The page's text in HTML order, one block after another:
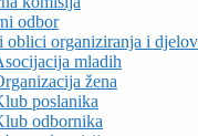
odbor
oblici organiziranja i
mladih
žena
poslanika
odbornika